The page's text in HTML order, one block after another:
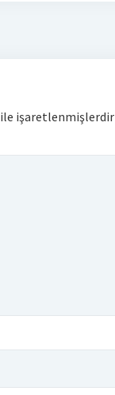
ile işaretlenmişlerdir